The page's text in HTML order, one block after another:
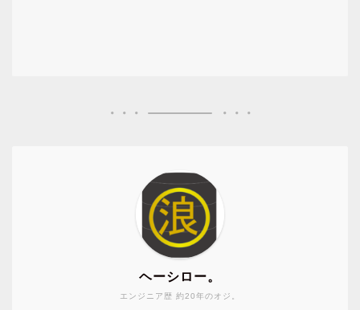
エンジニア歴 約20年のオジ。
ヘーシロー。